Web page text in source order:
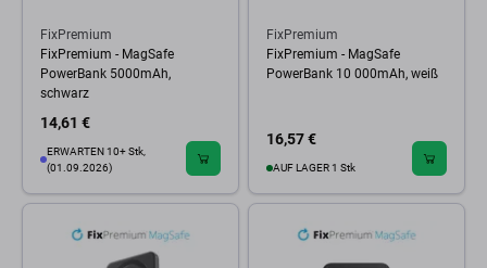
FixPremium
FixPremium - MagSafe
PowerBank 5000mAh,
schwarz
14,61 €
ERWARTEN 10+ Stk,
(01.09.2026)
FixPremium
FixPremium - MagSafe
PowerBank 10 000mAh, weiß
16,57 €
AUF LAGER 1 Stk